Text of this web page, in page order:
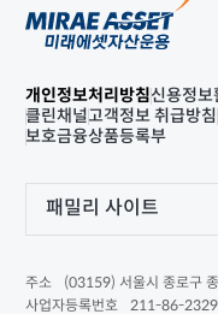
개인정보처리방침신용정보
클린채널고객정보 취급방침
보호금융상품등록부
패밀리 사이트
주소
(03159) 서울시 종로구
사업자등록번호
211-86-